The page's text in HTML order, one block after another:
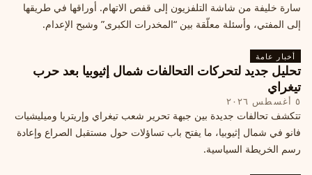
سارة خليفة من شاشة التلفزيون إلى قفص الاتهام. أوراقها في طريقها
إلى المفتي، وأسئلة معلّقة بين “المخدرات الكبرى” وشبح الإعدام.
أخبار عامة
تحليل جديد لتحركات التحالفات شمال إثيوبيا بعد حرب
تيغراي
٥ أغسطس ٢٠٢٦
تتكشف تحالفات جديدة بين جبهة تحرير شعب تيغراي وإريتريا وميليشيات
فانو في شمال إثيوبيا، ما يفتح باب تساؤلات حول مستقبل الصراع وإعادة
رسم الخريطة السياسية.